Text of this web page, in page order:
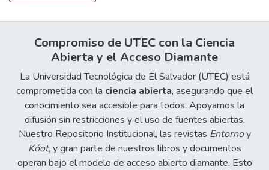
Compromiso de UTEC con la Ciencia
Abierta y el Acceso Diamante
La Universidad Tecnológica de El Salvador (UTEC) está
comprometida con la ciencia abierta, asegurando que el
conocimiento sea accesible para todos. Apoyamos la
difusión sin restricciones y el uso de fuentes abiertas.
Nuestro Repositorio Institucional, las revistas Entornoy
Kóot, y gran parte de nuestros libros y documentos
operan bajo el modelo de acceso abierto diamante. Esto